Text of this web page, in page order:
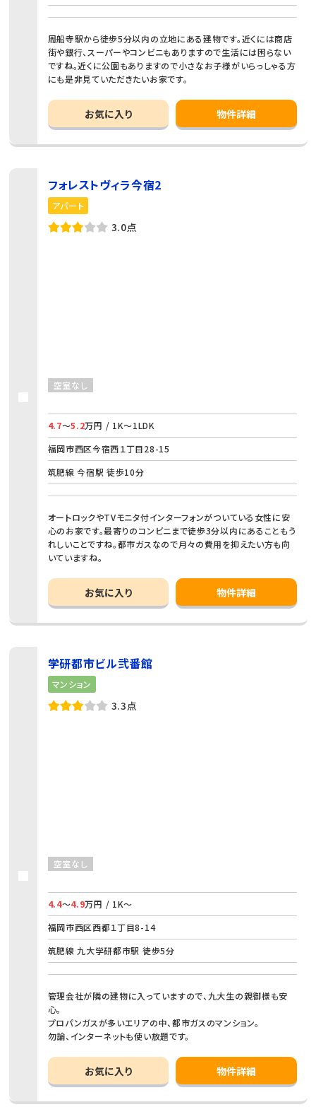
周船寺駅から徒歩5分以内の立地にある建物です。近くには商店
街や銀行、スーパーやコンビニもありますので生活には困らない
ですね。近くに公園もありますので小さなお子様がいらっしゃる方
にも是非見ていただきたいお家です。
お気に入り 物件詳細
フォレストヴィラ今宿2
アパート
3.0点
空室なし
4.7～5.2万円 / 1K～1LDK
福岡市西区今宿西１丁目28-15
筑肥線 今宿駅 徒歩10分
オートロックやTVモニタ付インターフォンがついている女性に安
心のお家です。最寄りのコンビニまで徒歩3分以内にあることもう
れしいことですね。都市ガスなので月々の費用を抑えたい方も向
いていますね。
お気に入り 物件詳細
学研都市ビル弐番館
マンション
3.3点
空室なし
4.4～4.9万円 / 1K～
福岡市西区西都１丁目8-14
筑肥線 九大学研都市駅 徒歩5分
管理会社が隣の建物に入っていますので、九大生の親御様も安
心。
プロパンガスが多いエリアの中、都市ガスのマンション。
勿論、インターネットも使い放題です。
お気に入り 物件詳細